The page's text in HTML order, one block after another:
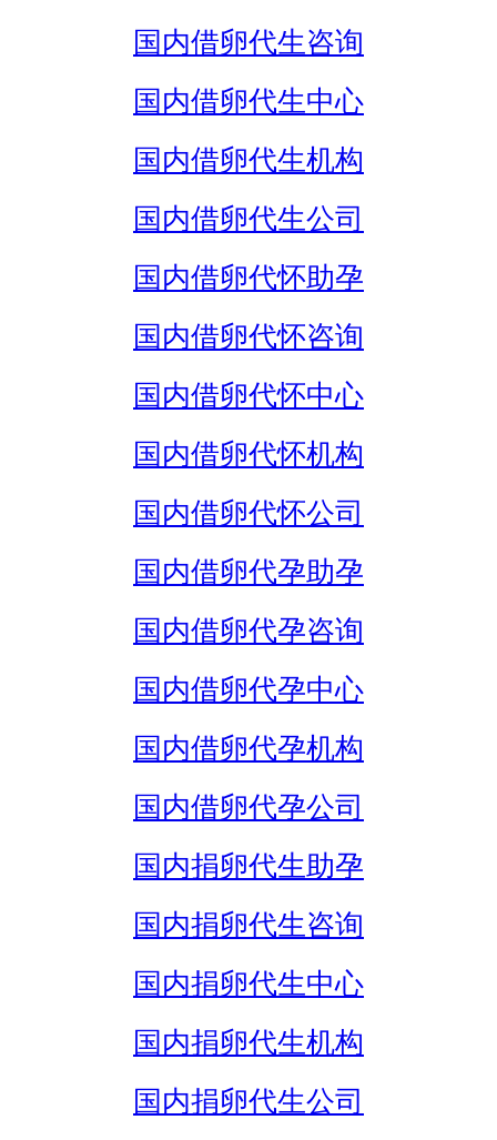
国内借卵代生咨询
国内借卵代生中心
国内借卵代生机构
国内借卵代生公司
国内借卵代怀助孕
国内借卵代怀咨询
国内借卵代怀中心
国内借卵代怀机构
国内借卵代怀公司
国内借卵代孕助孕
国内借卵代孕咨询
国内借卵代孕中心
国内借卵代孕机构
国内借卵代孕公司
国内捐卵代生助孕
国内捐卵代生咨询
国内捐卵代生中心
国内捐卵代生机构
国内捐卵代生公司